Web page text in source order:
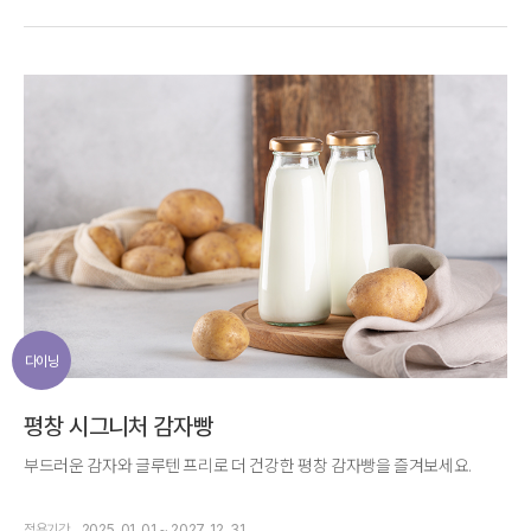
다이닝
평창 시그니처 감자빵
부드러운 감자와 글루텐 프리로 더 건강한 평창 감자빵을 즐겨보세요.